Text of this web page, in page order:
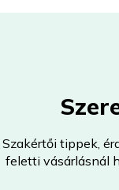
Szakértői tippek,
feletti vásárlásnál